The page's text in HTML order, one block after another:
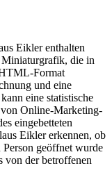
Eikler enthalten
die in
Format
und eine
eine statistische
Online-Marketing-
eingebetteten
Eikler erkennen, ob
geöffnet wurde
der betroffenen